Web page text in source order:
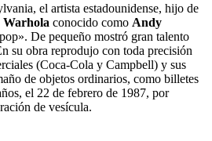
el artista estadounidense, hijo de
conocido como Andy
De pequeño mostró gran talento
su obra reprodujo con toda precisión
(Coca-Cola y Campbell) y sus
de objetos ordinarios, como billetes
el 22 de febrero de 1987, por
de vesícula.